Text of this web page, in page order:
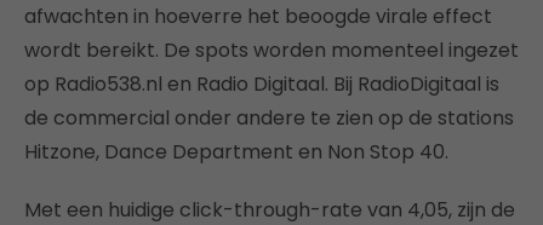
afwachten in hoeverre het beoogde virale effect
wordt bereikt. De spots worden momenteel ingezet
op Radio538.nl en Radio Digitaal. Bij RadioDigitaal is
de commercial onder andere te zien op de stations
Hitzone, Dance Department en Non Stop 40.
Met een huidige click-through-rate van 4,05, zijn de